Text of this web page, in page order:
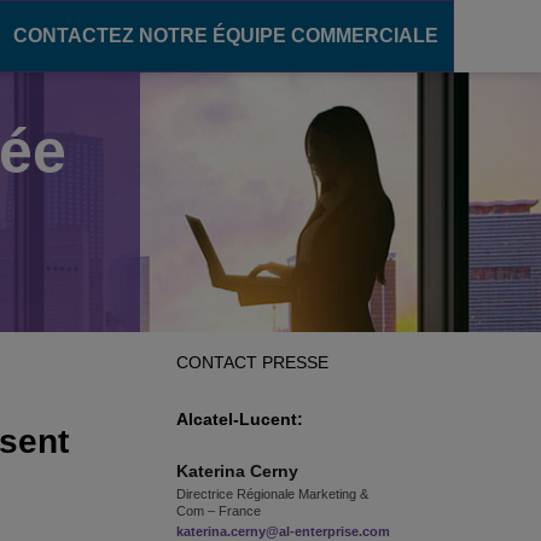
CONTACTEZ NOTRE ÉQUIPE COMMERCIALE
le secteur de l'éducation
numérique
CONTACT PRESSE
Alcatel-Lucent:
Katerina Cerny
Directrice Régionale Marketing &
Com – France
katerina.cerny@al-enterprise.com